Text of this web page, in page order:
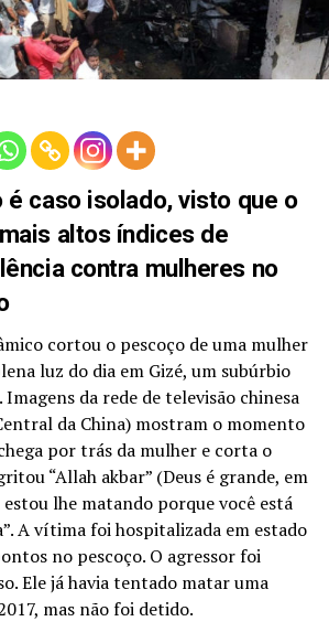
é caso isolado, visto que o
altos índices de
contra mulheres no
cortou o pescoço de uma mulher
luz do dia em Gizé, um subúrbio
da rede de televisão chinesa
da China) mostram o momento
por trás da mulher e corta o
“Allah akbar” (Deus é grande, em
estou lhe matando porque você está
A vítima foi hospitalizada em estado
no pescoço. O agressor foi
Ele já havia tentado matar uma
mas não foi detido.